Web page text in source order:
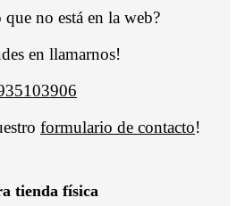
que no está en la web?
en llamarnos!
formulario de contacto!
tienda física